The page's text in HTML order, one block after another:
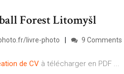
Forest Litomyšl
livre-photo 9 Comments
de CV à télécharger en PDF ...